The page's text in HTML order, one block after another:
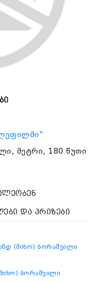
მეტრი, 180 წუთი
და პრიზები
(მიხო) ბორაშვილი
ბორაშვილი